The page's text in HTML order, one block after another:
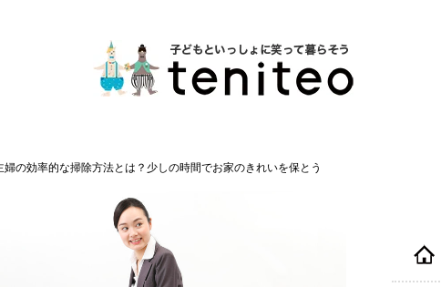
婦の効率的な掃除方法とは？少しの時間でお家のきれいを保とう